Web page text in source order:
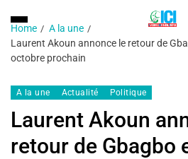
Home
A la une
Laurent Akoun annonce le retour de
octobre prochain
A la une Actualité Politique
Laurent Akoun
retour de Gbagbo